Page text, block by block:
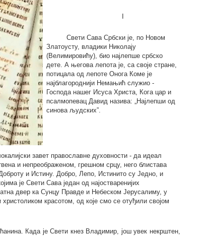
Свети Сава Србски је, по Новом
Златоусту, владики Николају
(Велимировићу), био најлепше србско
дете. А његова лепота је, са своје стране,
потицала од лепоте Онога Коме је
најблагороднији Немањић служио -
Господа нашег Исуса Христа, Кога цар и
псалмопевац Давид назива: „Најлепши од
синова људских”.
завет православне духовности - да идеал
и непреображеном, грешном срцу, него блистава
и Истину. Добро, Лепо, Истинито су Једно, и
је Свети Сава један од најостваренијих
двер ка Сунцу Правде и Небеском Јерусалиму, у
красотом, од које смо се отуђили својом
Када је Свети кнез Владимир, још увек некрштен,